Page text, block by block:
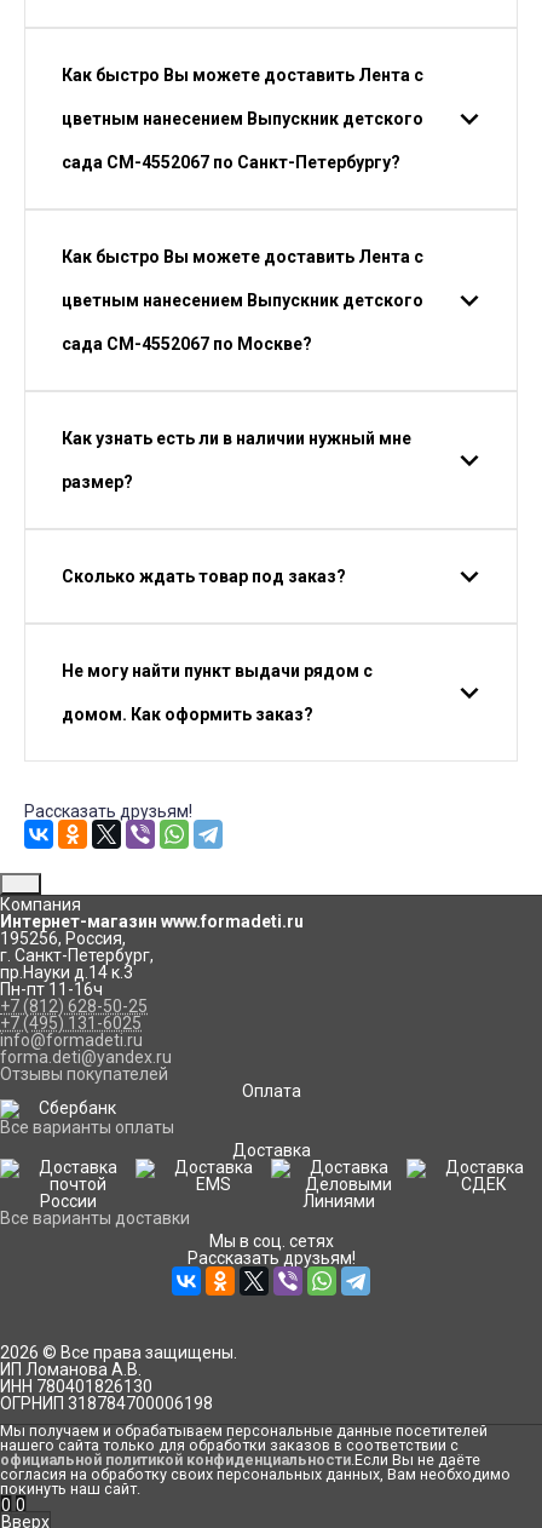
Как быстро Вы можете доставить Лента с
цветным нанесением Выпускник детского
сада СМ-4552067 по Санкт-Петербургу?
Как быстро Вы можете доставить Лента с
цветным нанесением Выпускник детского
сада СМ-4552067 по Москве?
Как узнать есть ли в наличии нужный мне
размер?
Сколько ждать товар под заказ?
Не могу найти пункт выдачи рядом с
домом. Как оформить заказ?
Рассказать друзьям!
Компания
Интернет-магазин www.formadeti.ru
195256, Россия,
г. Санкт-Петербург,
пр.Науки д.14 к.3
Пн-пт 11-16ч
+7 (812) 628-50-25
+7 (495) 131-6025
info@formadeti.ru
forma.deti@yandex.ru
Отзывы покупателей
Оплата
Все варианты оплаты
Доставка
Все варианты доставки
Мы в соц. сетях
Рассказать друзьям!
2026 © Все права защищены.
ИП Ломанова А.В.
ИНН 780401826130
ОГРНИП 318784700006198
Мы получаем и обрабатываем персональные данные посетителей
нашего сайта только для обработки заказов в соответствии с
официальной политикой конфиденциальности.Если Вы не даёте
согласия на обработку своих персональных данных, Вам необходимо
покинуть наш сайт.
0 0
Вверх